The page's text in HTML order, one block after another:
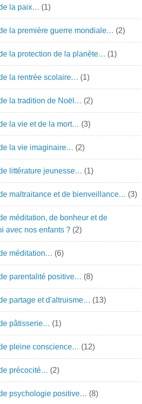
la paix… (1)
la première guerre mondiale… (2)
la protection de la planète… (1)
la rentrée scolaire… (1)
la tradition de Noël… (2)
la vie et de la mort… (3)
la vie imaginaire… (2)
littérature jeunesse… (1)
maltraitance et de bienveillance… (3)
méditation, de bonheur et de
avec nos enfants ? (2)
méditation… (6)
parentalité positive… (8)
partage et d'altruisme… (13)
pâtisserie… (1)
pleine conscience… (12)
précocité… (2)
psychologie positive… (8)